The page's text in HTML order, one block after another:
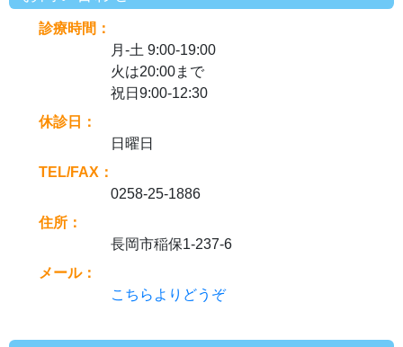
診療時間：
月-土 9:00-19:00
火は20:00まで
祝日9:00-12:30
休診日：
日曜日
TEL/FAX：
0258-25-1886
住所：
長岡市稲保1-237-6
メール：
こちらよりどうぞ